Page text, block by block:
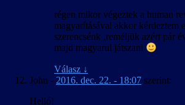
régen mikor végeztek a human
magyarításával akkor kérdeztem
szerencsénk ,reméljük azért pár
majd magyarul játszani
Válasz ↓
John - 2016. dec. 22. - 18:07 szerint:
Helló!